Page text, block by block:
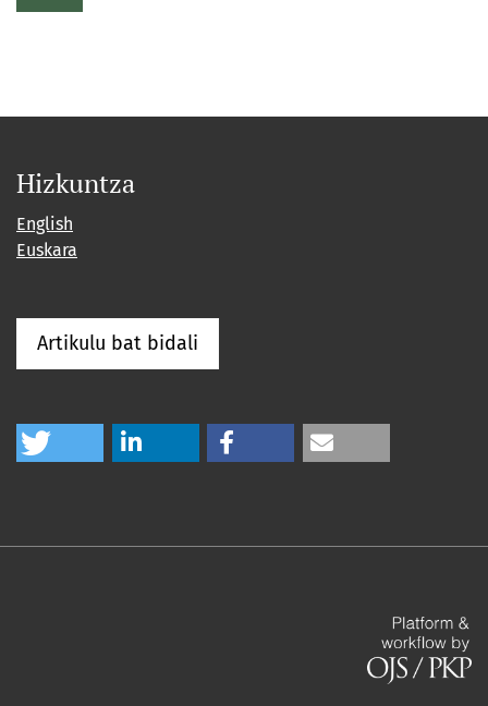
Hizkuntza
English
Euskara
Artikulu bat bidali